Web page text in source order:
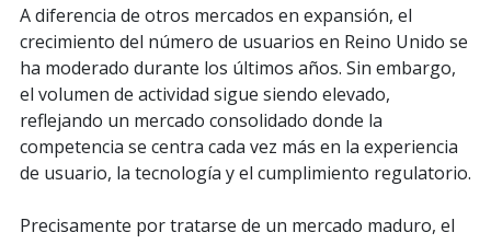
A diferencia de otros mercados en expansión, el
crecimiento del número de usuarios en Reino Unido se
ha moderado durante los últimos años. Sin embargo,
el volumen de actividad sigue siendo elevado,
reflejando un mercado consolidado donde la
competencia se centra cada vez más en la experiencia
de usuario, la tecnología y el cumplimiento regulatorio.
Precisamente por tratarse de un mercado maduro, el